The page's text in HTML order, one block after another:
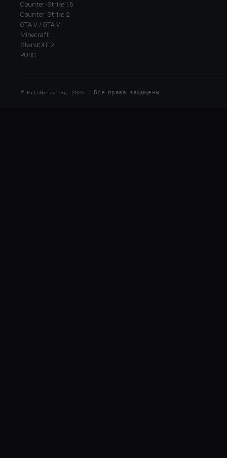
Counter-Strike 1.6
Counter-Strike 2
GTA V / GTA VI
Minecraft
StandOFF 2
PUBG
© FileGames.ru, 2025 — Все права защищены